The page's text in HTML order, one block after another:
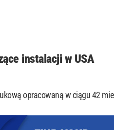
instalacji w USA
opracowaną w ciągu 42